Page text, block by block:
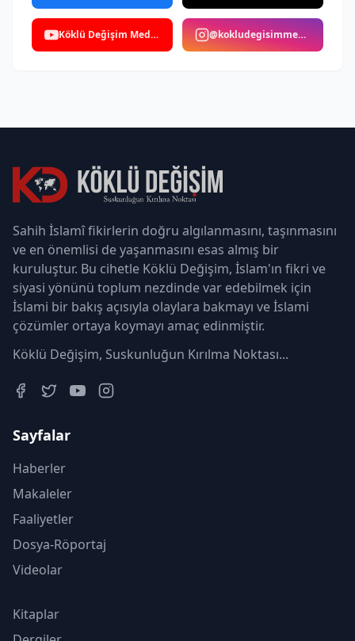
Köklü Değişim Medya @kokludegisimmedya
Sahih İslamî fikirlerin doğru algılanmasını, taşınmasını
ve en önemlisi de yaşanmasını esas almış bir
kuruluştur. Bu cihetle Köklü Değişim, İslam'ın fikri ve
siyasi yönünü toplum nezdinde var edebilmek için
İslami bir bakış açısıyla olaylara bakmayı ve İslami
çözümler ortaya koymayı amaç edinmiştir.
Köklü Değişim, Suskunluğun Kırılma Noktası...
Sayfalar
Haberler
Makaleler
Faaliyetler
Dosya-Röportaj
Videolar
Kitaplar